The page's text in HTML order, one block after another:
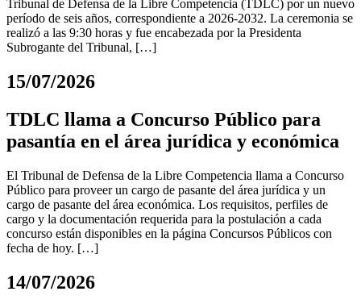
Tribunal de Defensa de la Libre Competencia (TDLC) por un nuevo
período de seis años, correspondiente a 2026-2032. La ceremonia se
realizó a las 9:30 horas y fue encabezada por la Presidenta
Subrogante del Tribunal, […]
15/07/2026
TDLC llama a Concurso Público para
pasantía en el área jurídica y económica
El Tribunal de Defensa de la Libre Competencia llama a Concurso
Público para proveer un cargo de pasante del área jurídica y un
cargo de pasante del área económica. Los requisitos, perfiles de
cargo y la documentación requerida para la postulación a cada
concurso están disponibles en la página Concursos Públicos con
fecha de hoy. […]
14/07/2026